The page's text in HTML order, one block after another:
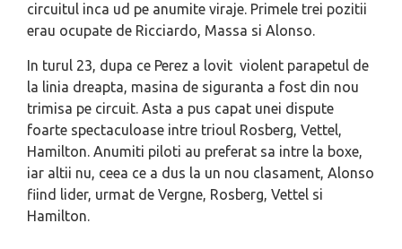
circuitul inca ud pe anumite viraje. Primele trei pozitii
erau ocupate de Ricciardo, Massa si Alonso.
In turul 23, dupa ce Perez a lovit violent parapetul de
la linia dreapta, masina de siguranta a fost din nou
trimisa pe circuit. Asta a pus capat unei dispute
foarte spectaculoase intre trioul Rosberg, Vettel,
Hamilton. Anumiti piloti au preferat sa intre la boxe,
iar altii nu, ceea ce a dus la un nou clasament, Alonso
fiind lider, urmat de Vergne, Rosberg, Vettel si
Hamilton.